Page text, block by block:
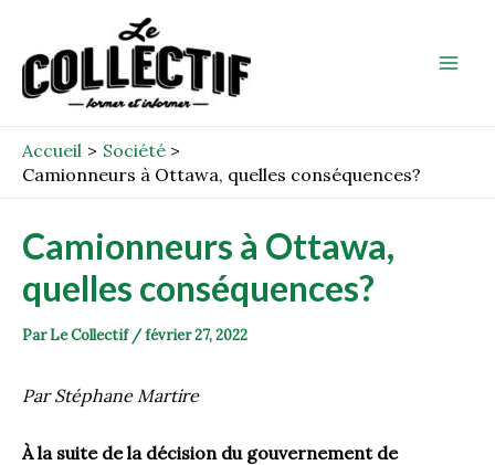
contenu
Accueil
Société
Camionneurs à Ottawa, quelles conséquences?
Camionneurs à Ottawa,
quelles conséquences?
ParLe Collectif /février 27, 2022
Par Stéphane Martire
À la suite de la décision du gouvernement de
navigation